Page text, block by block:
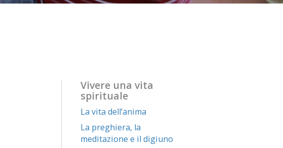
Vivere una vita
spirituale
La vita dell’anima
La preghiera, la
meditazione e il digiuno